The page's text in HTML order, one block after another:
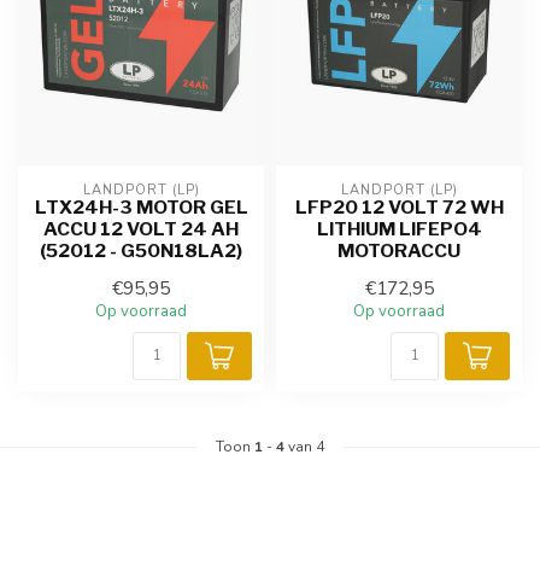
LANDPORT (LP)
LTX24H-3 MOTOR GEL
ACCU 12 VOLT 24 AH
(52012 - G50N18LA2)
€95,95
Op voorraad
LANDPORT (LP)
LFP20 12 VOLT 72 WH
LITHIUM LIFEPO4
MOTORACCU
€172,95
Op voorraad
Toon 1 -4van 4